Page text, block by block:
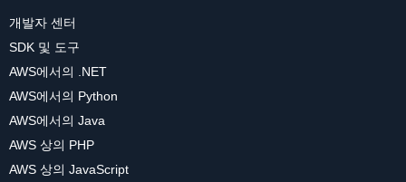
개발자 센터
SDK 및 도구
AWS에서의 .NET
AWS에서의 Python
AWS에서의 Java
AWS 상의 PHP
AWS 상의 JavaScript